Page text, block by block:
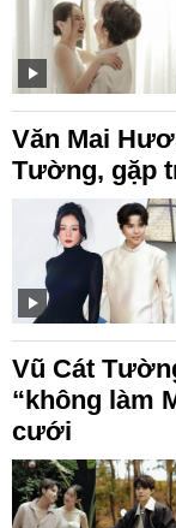
Văn Mai
Tường, gặp
Vũ Cát
“không làm
cưới